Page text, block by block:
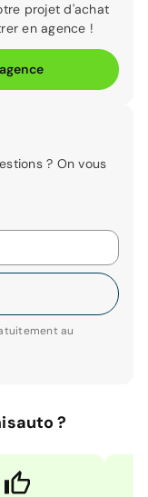
projet d'achat
en agence !
? On vous
au
?